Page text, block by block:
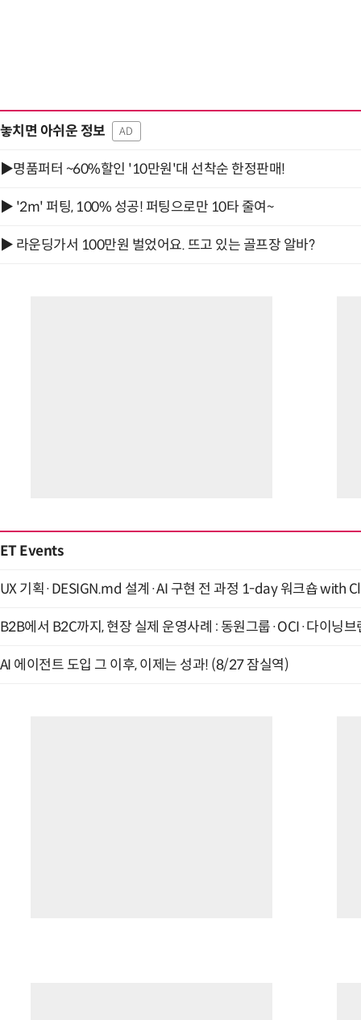
놓치면 아쉬운 정보 AD
▶명품퍼터 ~60%할인 '10만원'대 선착순 한정판매!
▶ '2m' 퍼팅, 100% 성공! 퍼팅으로만 10타 줄여~
▶ 라운딩가서 100만원 벌었어요. 뜨고 있는 골프장 알바?
ET Events
UX 기획·DESIGN.md 설계·AI 구현 전 과정 1-day 워크숍 with
B2B에서 B2C까지, 현장 실제 운영사례 : 동원그룹·OCI·다이닝
AI 에이전트 도입 그 이후, 이제는 성과! (8/27 잠실역)